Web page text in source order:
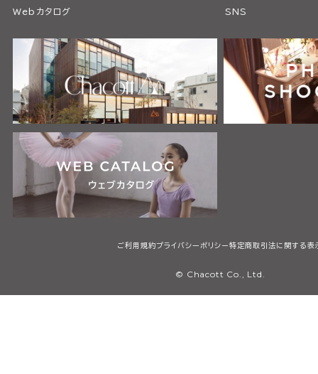
Webカタログ SNS
ご利用規約プライバシーポリシー特定商取引法に関する表
© Chacott Co., Ltd.